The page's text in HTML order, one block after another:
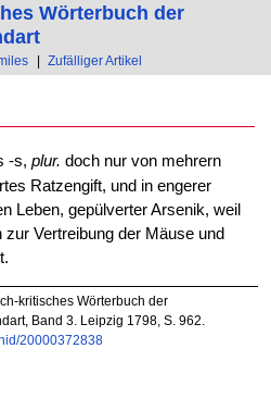
Wörterbuch der
| Zufälliger Artikel
-s, plur. doch nur von mehrern
Ratzengift, und in engerer
Leben, gepülverter Arsenik, weil
Vertreibung der Mäuse und
kritisches Wörterbuch der
Band 3. Leipzig 1798, S. 962.
20000372838